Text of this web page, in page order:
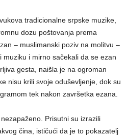
tradicionalne srpske muzike,
dozu poštovanja prema
– muslimanski poziv na molitvu –
muziku i mirno sačekali da se ezan
gesta, naišla je na ogroman
nisu krili svoje oduševljenje, dok su
tek nakon završetka ezana.
Prisutni su izrazili
čina, ističući da je to pokazatelj